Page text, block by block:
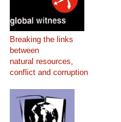
Breaking the links
between
natural resources,
conflict and corruption